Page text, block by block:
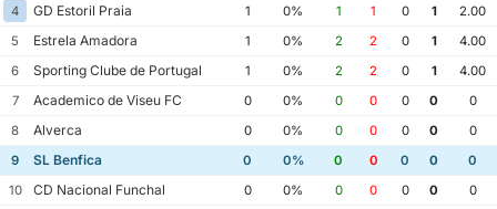
4
GD Estoril Praia 1 0% 1 1 0 1
2.00
5
Estrela Amadora 1 0% 2 2 0 1
4.00
6
Sporting Clube de Portugal 1 0% 2 2 0 1
4.00
7
Academico de Viseu FC 0 0% 0 0 0 0
0
8
Alverca 0 0% 0 0 0 0
0
9
SL Benfica 0 0% 0 0 0 0
0
10
CD Nacional Funchal 0 0% 0 0 0 0
0